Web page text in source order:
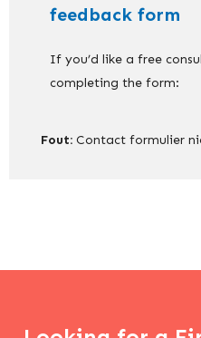
feedback form
If you’d like a free
completing the form:
Fout: Contact formulier